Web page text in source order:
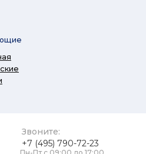
Звоните:
+7 (495) 790-72-23